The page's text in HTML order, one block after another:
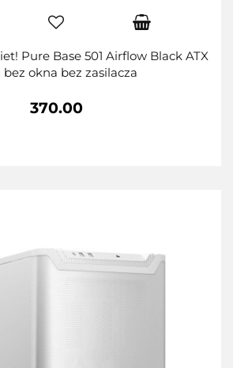
Pure Base 501 Airflow Black ATX
bez okna bez zasilacza
370.00